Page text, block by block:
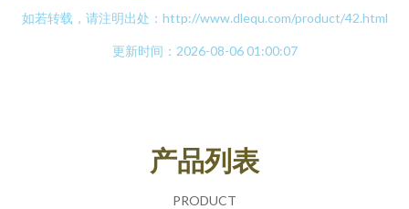
如若转载，请注明出处：http://www.dlequ.com/product/42.html
更新时间：2026-08-06 01:00:07
产品列表
PRODUCT